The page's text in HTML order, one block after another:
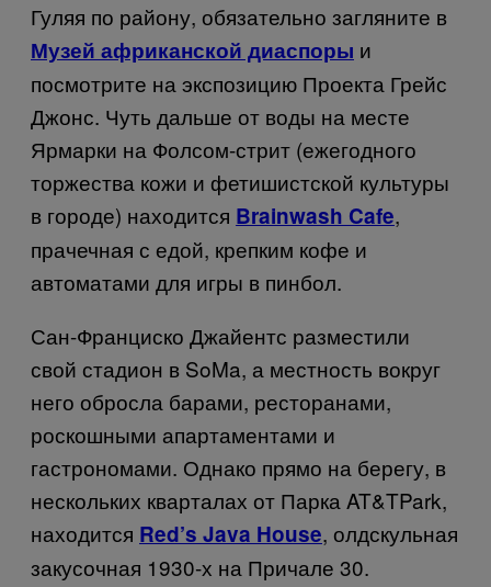
Гуляя по району, обязательно загляните в
Музей африканской диаспоры и
посмотрите на экспозицию Проекта Грейс
Джонс. Чуть дальше от воды на месте
Ярмарки на Фолсом-стрит (ежегодного
торжества кожи и фетишистской культуры
в городе) находится Brainwash Cafe,
прачечная с едой, крепким кофе и
автоматами для игры в пинбол.
Сан-Франциско Джайентс разместили
свой стадион в SoMa, а местность вокруг
него обросла барами, ресторанами,
роскошными апартаментами и
гастрономами. Однако прямо на берегу, в
нескольких кварталах от Парка AT&TPark,
находится Red’s Java House, олдскульная
закусочная 1930-х на Причале 30.